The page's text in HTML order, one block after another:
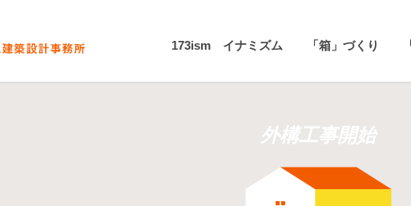
173ism イナミズム 「箱」づくり
外構工事開始